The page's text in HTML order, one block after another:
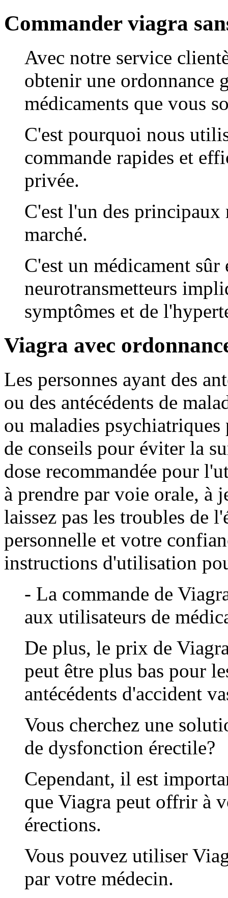
Commander viagra
Avec notre service
obtenir une ordonnance
médicaments que vous
C'est pourquoi nous
commande rapides et
privée.
C'est l'un des principaux
marché.
C'est un médicament
neurotransmetteurs
symptômes et de
Viagra avec
Les personnes ayant des
ou des antécédents de
ou maladies
de conseils pour éviter la
dose recommandée pour
à prendre par voie orale, à
laissez pas les troubles de
personnelle et votre
instructions d'utilisation
- La commande de
aux utilisateurs de
De plus, le prix de
peut être plus bas pour
antécédents d'accident
Vous cherchez une
de dysfonction érectile?
Cependant, il est
que Viagra peut offrir à
érections.
Vous pouvez utiliser
par votre médecin.